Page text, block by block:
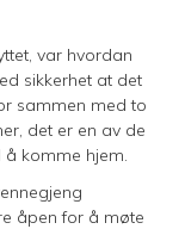
var hvordan
sikkerhet at det
sammen med to
det er en av de
å komme hjem.
åpen for å møte